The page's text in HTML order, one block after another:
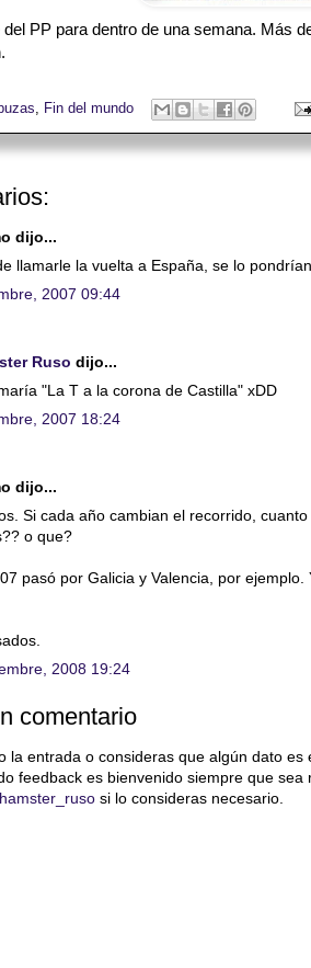
del PP para dentro de una semana. Más
, Fin del mundo
dijo...
llamarle la vuelta a España, se lo
2007 09:44
Ruso dijo...
"La T a la corona de Castilla" xDD
2007 18:24
dijo...
Si cada año cambian el recorrido,
o que?
pasó por Galicia y Valencia, por
2008 19:24
comentario
la entrada o consideras que algún dato
feedback es bienvenido siempre que
si lo consideras necesario.